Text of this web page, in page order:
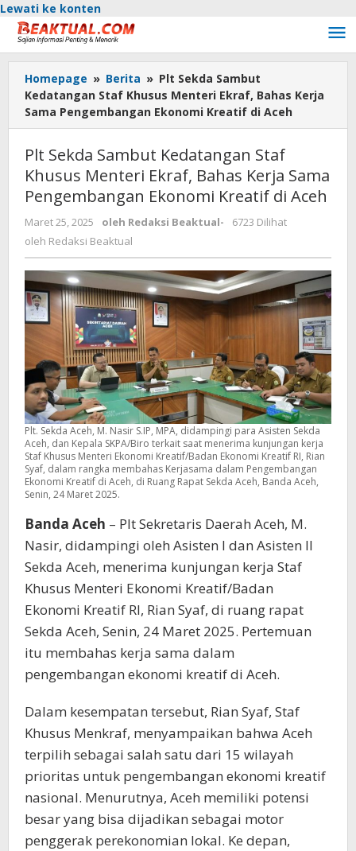
Lewati ke konten
Homepage » Berita » Plt Sekda Sambut
Kedatangan Staf Khusus Menteri Ekraf, Bahas Kerja
Sama Pengembangan Ekonomi Kreatif di Aceh
Plt Sekda Sambut Kedatangan Staf
Khusus Menteri Ekraf, Bahas Kerja Sama
Pengembangan Ekonomi Kreatif di Aceh
Maret 25, 2025 oleh Redaksi Beaktual-
6723 Dilihat
oleh Redaksi Beaktual
Plt. Sekda Aceh, M. Nasir S.IP, MPA, didampingi para Asisten Sekda
Aceh, dan Kepala SKPA/Biro terkait saat menerima kunjungan kerja
Staf Khusus Menteri Ekonomi Kreatif/Badan Ekonomi Kreatif RI, Rian
Syaf, dalam rangka membahas Kerjasama dalam Pengembangan
Ekonomi Kreatif di Aceh, di Ruang Rapat Sekda Aceh, Banda Aceh,
Senin, 24 Maret 2025.
Banda Aceh – Plt Sekretaris Daerah Aceh, M.
Nasir, didampingi oleh Asisten I dan Asisten II
Sekda Aceh, menerima kunjungan kerja Staf
Khusus Menteri Ekonomi Kreatif/Badan
Ekonomi Kreatif RI, Rian Syaf, di ruang rapat
Sekda Aceh, Senin, 24 Maret 2025. Pertemuan
itu membahas kerja sama dalam
pengembangan ekonomi kreatif di Aceh.
Dalam kesempatan tersebut, Rian Syaf, Staf
Khusus Menkraf, menyampaikan bahwa Aceh
terpilih sebagai salah satu dari 15 wilayah
prioritas untuk pengembangan ekonomi kreatif
nasional. Menurutnya, Aceh memiliki potensi
besar yang bisa dijadikan sebagai motor
penggerak perekonomian lokal. Ke depan,